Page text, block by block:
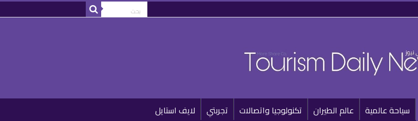
سياحة عالمية عالم الطيران تكنولوجيا واتصالات تجربتي لايف استايل